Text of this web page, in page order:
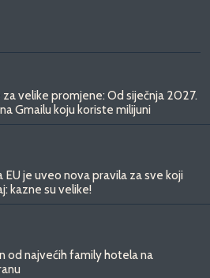
velike promjene: Od siječnja 2027.
Gmailu koju koriste milijuni
EU je uveo nova pravila za sve koji
kazne su velike!
od najvećih family hotela na